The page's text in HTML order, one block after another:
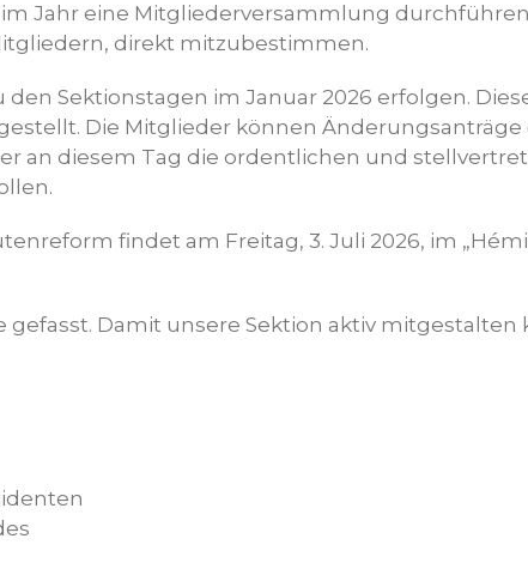
im Jahr eine Mitgliederversammlung
direkt mitzubestimmen.
Sektionstagen im Januar 2026 erfolgen.
Die Mitglieder können
an diesem Tag die ordentlichen und
findet am Freitag, 3. Juli 2026, im
Damit unsere Sektion aktiv mitgestalten